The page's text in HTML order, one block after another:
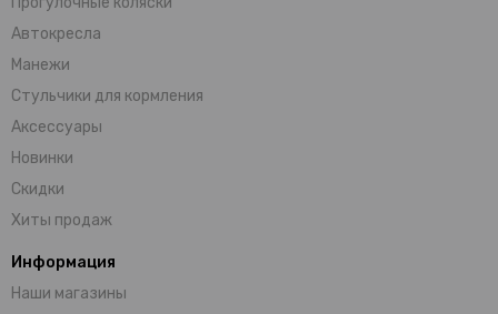
Автокресла
Манежи
Стульчики для кормления
Аксессуары
Новинки
Скидки
Хиты продаж
Информация
Наши магазины